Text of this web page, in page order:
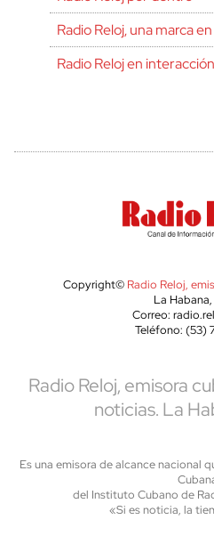
Radio Reloj, una marca
Radio Reloj en
Copyright© Radio Reloj,
La
Correo:
Teléfono: (53)
Radio Reloj, emisora
noticias. La
Es una emisora de alcance nacional
del Instituto Cubano de
«Si es noticia, la